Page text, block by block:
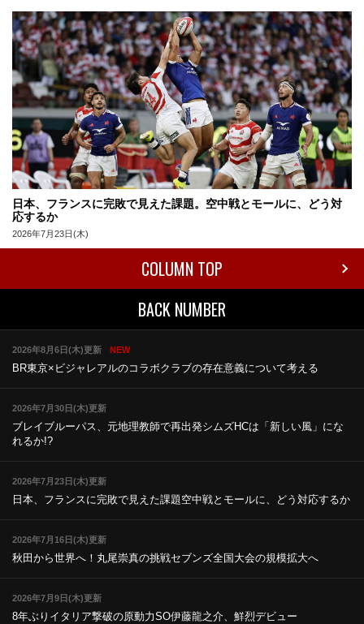
日本、フランスに完敗で見えた課題。空中戦とモールに、どう対
応するか
2026年7月23日(木)
COLUMN TOP
BACK NUMBER
2026年8月6日(木)更新 NEW
BR東京×ビジャレアルのコラボクラブの存在意義について考える
2026年7月30日(木)更新
ブレイブルーパス、元地理教師で再出発シムズHCは「新しい風」にな
れるか!?
2026年7月23日(木)更新
日本、フランスに完敗で見えた課題空中戦とモールに、どう対応するか
2026年7月16日(木)更新
秋田から世界へ！丸尾崇真の挑戦セブンズ全国大会の規模拡大へ
2026年7月9日(木)更新
8年ぶりイタリア撃破の原動力SO伊藤龍之介、鮮烈デビュー